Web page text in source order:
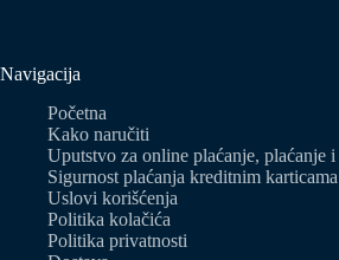
Navigacija
Početna
Kako naručiti
Uputstvo za online plaćanje, plaćanje i
Sigurnost plaćanja kreditnim karticama
Uslovi korišćenja
Politika kolačića
Politika privatnosti